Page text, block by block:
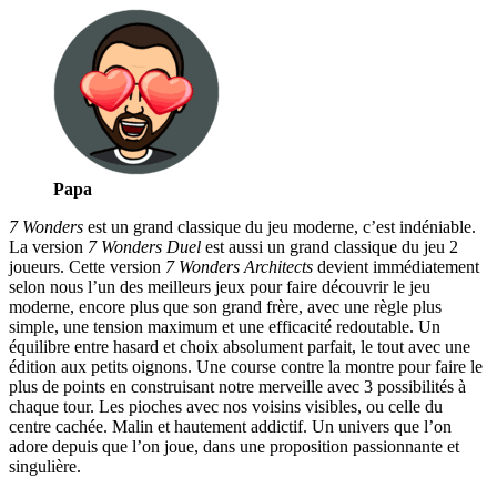
Papa
7 Wonders est un grand classique du jeu moderne, c’est indéniable.
La version 7 Wonders Duel est aussi un grand classique du jeu 2
joueurs. Cette version 7 Wonders Architects devient immédiatement
selon nous l’un des meilleurs jeux pour faire découvrir le jeu
moderne, encore plus que son grand frère, avec une règle plus
simple, une tension maximum et une efficacité redoutable. Un
équilibre entre hasard et choix absolument parfait, le tout avec une
édition aux petits oignons. Une course contre la montre pour faire le
plus de points en construisant notre merveille avec 3 possibilités à
chaque tour. Les pioches avec nos voisins visibles, ou celle du
centre cachée. Malin et hautement addictif. Un univers que l’on
adore depuis que l’on joue, dans une proposition passionnante et
singulière.